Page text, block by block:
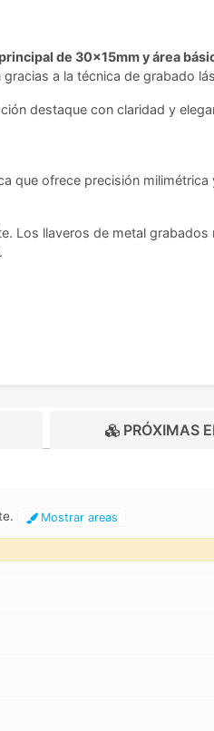
de 30x15mm y área
a la técnica de grabado
destaque con claridad y
ofrece precisión
llaveros de metal
PRÓXIMAS
Mostrar areas